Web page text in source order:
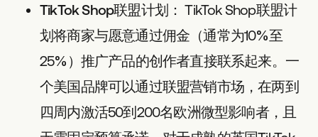
TikTok Shop联盟计划： TikTok Shop联盟计
划将商家与愿意通过佣金（通常为10%至
25%）推广产品的创作者直接联系起来。一
个美国品牌可以通过联盟营销市场，在两到
四周内激活50到200名欧洲微型影响者，且